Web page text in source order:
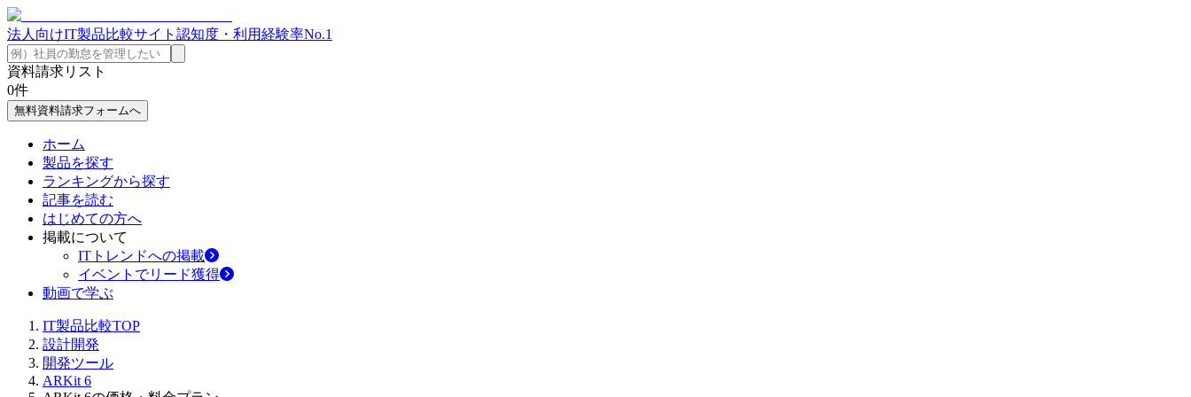
法人向けIT製品比較サイト 認知度・利用経験率No.1
資料請求リスト
0件
無料資料請求フォームへ
ホーム
製品を探す
ランキングから探す
記事を読む
はじめての方へ
掲載について
ITトレンドへの掲載
イベントでリード獲得
動画で学ぶ
IT製品比較TOP
設計開発
開発ツール
ARKit 6